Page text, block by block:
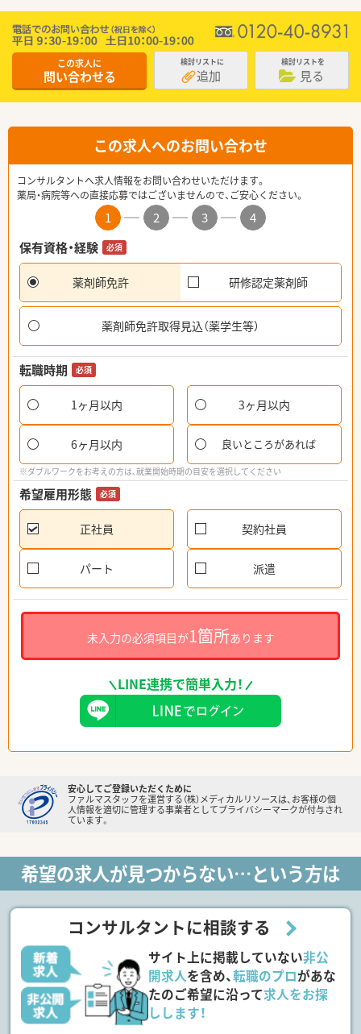
この求人に
問い合わせる
検討リストに
追加
検討リストを
見る
この求人へのお問い合わせ
コンサルタントへ求人情報をお問い合わせいただけます。
薬局・病院等への直接応募ではございませんので、ご安心ください。
1 2 3
4
保有資格・経験
必須
薬剤師免許 研修認定薬剤師
薬剤師免許取得見込（薬学生等）
転職時期 必須
1ヶ月以内 3ヶ月以内
6ヶ月以内 良いところがあれば
※ダブルワークをお考えの方は、就業開始時期の目安を選択してください
希望雇用形態 必須
正社員 契約社員
パート 派遣
未入力の必須項目が1箇所あります
LINE連携で簡単入力！
安心してご登録いただくために
ファルマスタッフを運営する（株）メディカルリソースは、お客様の個
人情報を適切に管理する事業者としてプライバシーマークが付与され
ています。
希望の求人が見つからない…という方は
コンサルタントに相談する
サイト上に掲載していない非公
開求人を含め、転職のプロがあな
たのご希望に沿って求人をお探
しします！